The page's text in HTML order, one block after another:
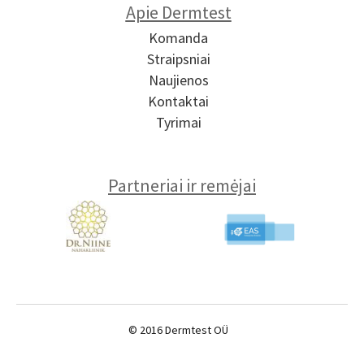
Apie Dermtest
Komanda
Straipsniai
Naujienos
Kontaktai
Tyrimai
Partneriai ir remėjai
© 2016 Dermtest OÜ